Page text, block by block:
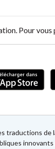
Pour
traductions de